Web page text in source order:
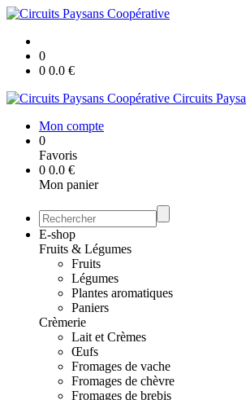
0
0 0.0 €
Circuits
Mon compte
0
Favoris
0 0.0 €
Mon panier
E-shop
Fruits & Légumes
Fruits
Légumes
Plantes aromatiques
Paniers
Crèmerie
Lait et Crèmes
Œufs
Fromages de vache
Fromages de chèvre
Fromages de brebis